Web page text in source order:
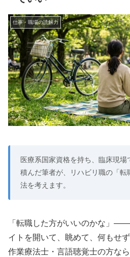
仕事・職場の読解力
医療系国家資格を持ち、臨床現
積んだ筆者が、リハビリ職の「
法を考えます。
「転職した方がいいのかな」
イトを開いて、眺めて、何もせ
作業療法士・言語聴覚士の方な